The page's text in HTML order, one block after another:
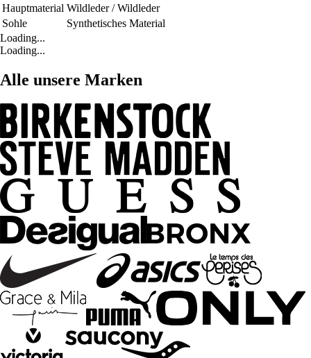
Hauptmaterial Wildleder / Wildleder
Sohle
Synthetisches Material
Loading...
Loading...
Alle unsere Marken